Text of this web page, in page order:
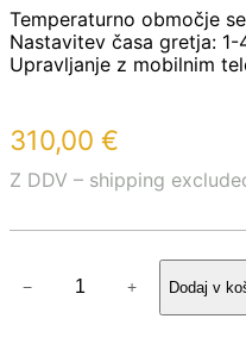
Temperaturno območje
Nastavitev časa gretja: 1-
Upravljanje z mobilnim
310,00 €
Z DDV – shipping
− + Dodaj v